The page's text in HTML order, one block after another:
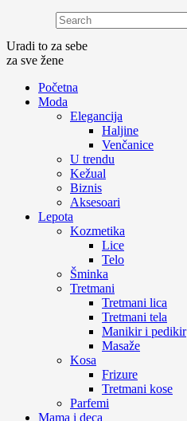
Uradi to za sebe
za sve žene
Početna
Moda
Elegancija
Haljine
Venčanice
U trendu
Kežual
Biznis
Aksesoari
Lepota
Kozmetika
Lice
Telo
Šminka
Tretmani
Tretmani lica
Tretmani tela
Manikir i pedikir
Masaže
Kosa
Frizure
Tretmani kose
Parfemi
Mama i deca